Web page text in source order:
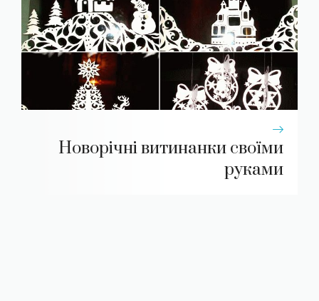
Новорічні витинанки своїми
руками